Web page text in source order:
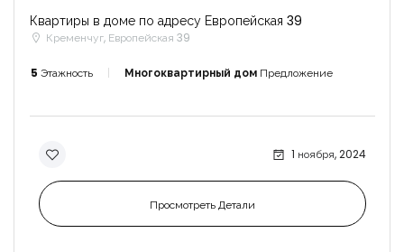
Квартиры в доме по адресу Европейская 39
Кременчуг, Европейская 39
5 Этажность Многоквартирный дом Предложение
1 ноября, 2024
Просмотреть Детали